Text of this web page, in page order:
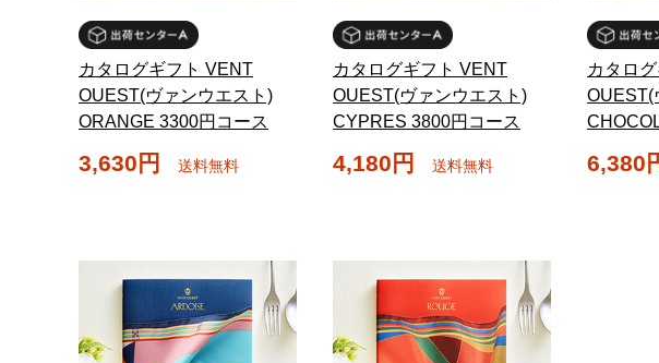
カタログギフト VENT
OUEST(ヴァンウエスト)
ORANGE 3300円コース
3,630円 送料無料
カタログギフト VENT
OUEST(ヴァンウエスト)
CYPRES 3800円コース
4,180円 送料無料
カタロ
OUEST(
6,380